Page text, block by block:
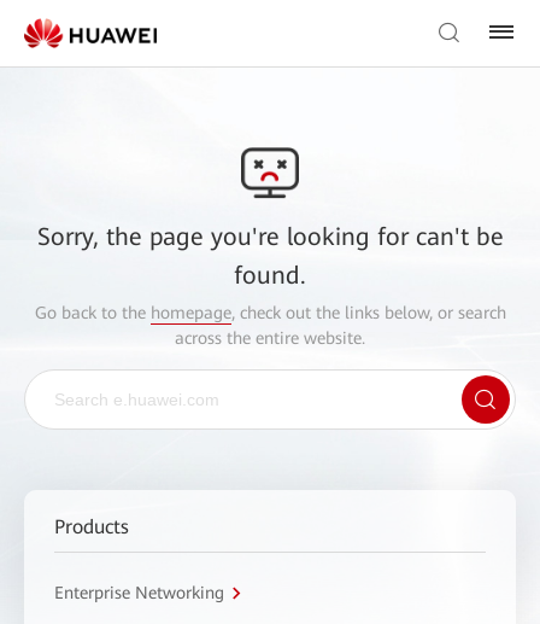
Sorry, the page you're looking for can't be
found.
Go back to the homepage, check out the links below, or search
across the entire website.
Products
Enterprise Networking